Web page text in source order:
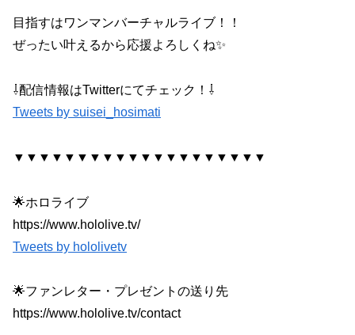
目指すはワンマンバーチャルライブ！！
ぜったい叶えるから応援よろしくね✨
⇩配信情報はTwitterにてチェック！⇩
Tweets by suisei_hosimati
▼▼▼▼▼▼▼▼▼▼▼▼▼▼▼▼▼▼▼▼
🌟ホロライブ
https://www.hololive.tv/
Tweets by hololivetv
🌟ファンレター・プレゼントの送り先
https://www.hololive.tv/contact